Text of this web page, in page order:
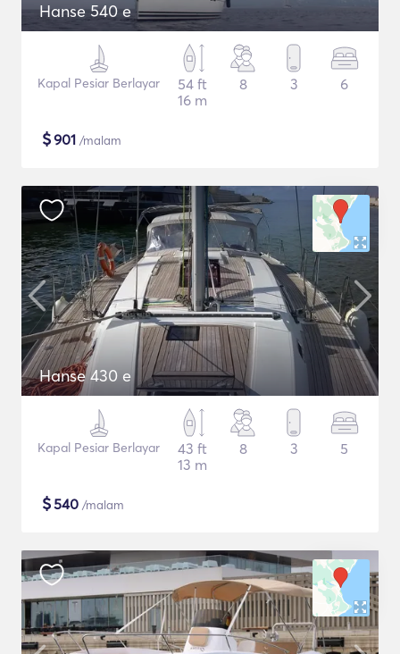
Hanse 540 e
Kapal Pesiar Berlayar
54 ft
16 m
8 3 6
$901 /malam
Hanse 430 e
Kapal Pesiar Berlayar
43 ft
13 m
8 3 5
$540 /malam